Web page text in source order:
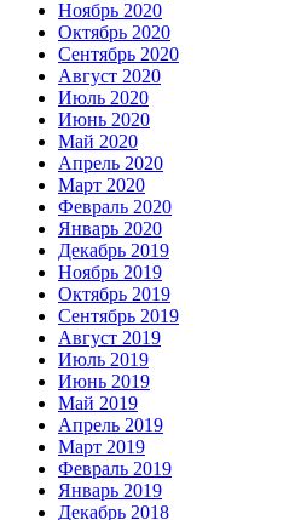
Ноябрь 2020
Октябрь 2020
Сентябрь 2020
Август 2020
Июль 2020
Июнь 2020
Май 2020
Апрель 2020
Март 2020
Февраль 2020
Январь 2020
Декабрь 2019
Ноябрь 2019
Октябрь 2019
Сентябрь 2019
Август 2019
Июль 2019
Июнь 2019
Май 2019
Апрель 2019
Март 2019
Февраль 2019
Январь 2019
Декабрь 2018